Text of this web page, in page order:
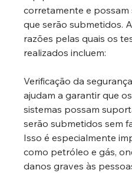
corretamente e possam
que serão submetidos.
razões pelas quais os
realizados incluem:
Verificação da
ajudam a garantir que
sistemas possam
serão submetidos sem
Isso é especialmente
como petróleo e gás,
danos graves às